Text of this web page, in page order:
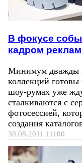
В фокусе
кадром
Минимум дважды
коллекций
шоу-румах уже
сталкиваются с
фотосессией,
создания
30.08.2011 11100